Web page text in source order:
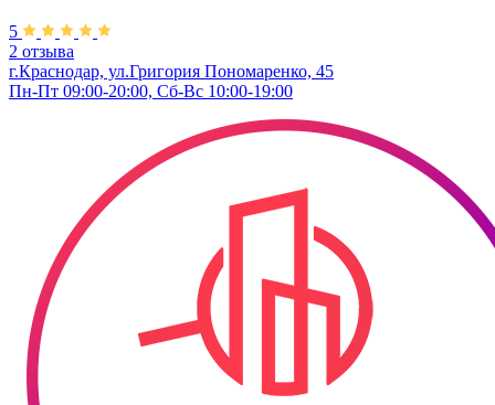
5
2 отзыва
г.Краснодар, ул.​Григория Пономаренко, 45
Пн-Пт 09:00-20:00, Сб-Вс 10:00-19:00